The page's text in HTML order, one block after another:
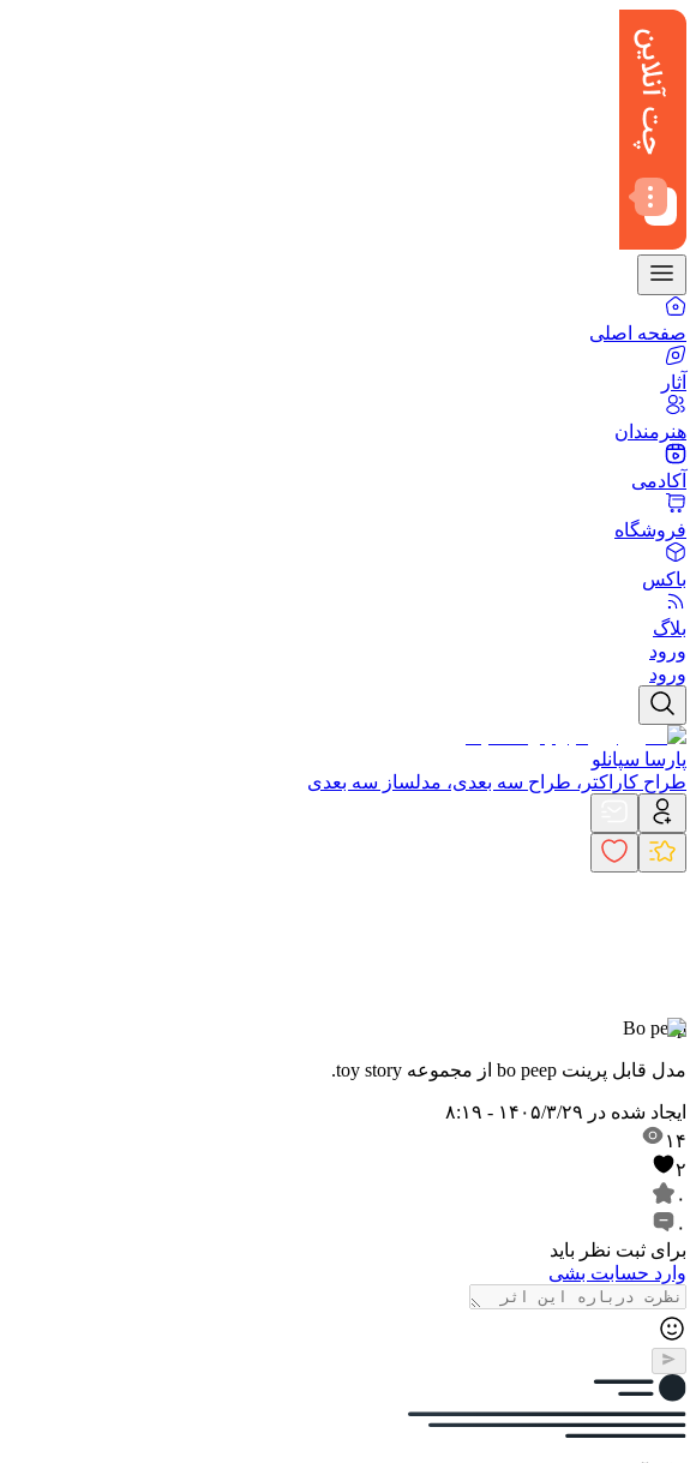
صفحه اصلی
آثار
هنرمندان
آکادمی
فروشگاه
باکس
بلاگ
ورود
ورود
پارسا سپانلو
طراح کاراکتر، طراح سه بعدی، مدلساز سه بعدی
Bo peep
مدل قابل پرینت bo peep از مجموعه toy story.
ایجاد شده در ۱۴۰۵/۳/۲۹ - ۸:۱۹
۱۴
۲
۰
۰
برای ثبت نظر باید
وارد حسابت بشی